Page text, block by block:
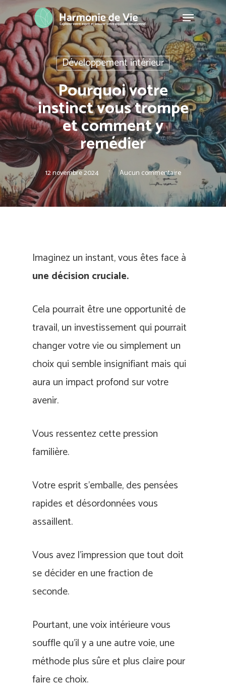
Skip
to
main
content
Menu
Développement intérieur
Pourquoi votre
instinct vous trompe
et comment y
remédier
12 novembre 2024 Aucun commentaire
Imaginez un instant, vous êtes face à
une décision cruciale.
Cela pourrait être une opportunité de
travail, un investissement qui pourrait
changer votre vie ou simplement un
choix qui semble insignifiant mais qui
aura un impact profond sur votre
avenir.
Vous ressentez cette pression
familière.
Votre esprit s’emballe, des pensées
rapides et désordonnées vous
assaillent.
Vous avez l’impression que tout doit
se décider en une fraction de
seconde.
Pourtant, une voix intérieure vous
souffle qu’il y a une autre voie, une
méthode plus sûre et plus claire pour
Close
Menu